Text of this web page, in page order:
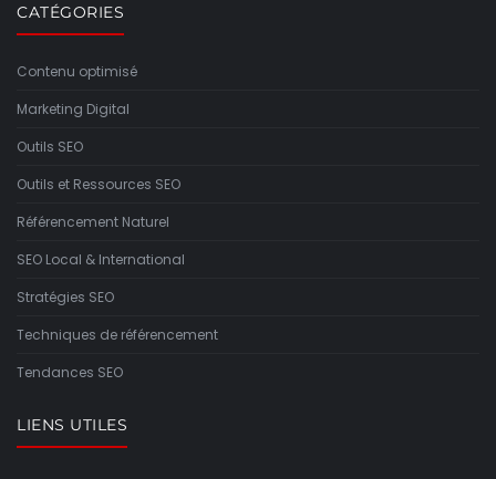
CATÉGORIES
Contenu optimisé
Marketing Digital
Outils SEO
Outils et Ressources SEO
Référencement Naturel
SEO Local & International
Stratégies SEO
Techniques de référencement
Tendances SEO
LIENS UTILES